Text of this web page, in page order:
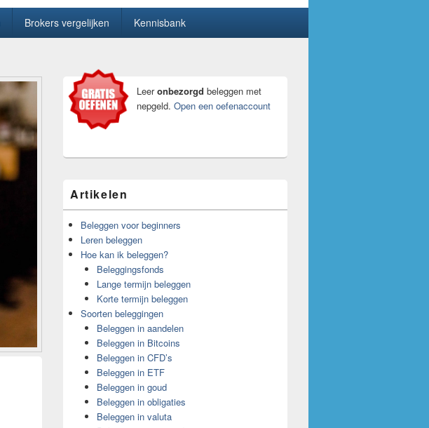
Brokers vergelijken Kennisbank
Primaire
zijbalk
widget
gebied
Leeronbezorgd beleggen met
nepgeld. Open een oefenaccount
Artikelen
Beleggen voor beginners
Leren beleggen
Hoe kan ik beleggen?
Beleggingsfonds
Lange termijn beleggen
Korte termijn beleggen
Soorten beleggingen
Beleggen in aandelen
Beleggen in Bitcoins
Beleggen in CFD’s
Beleggen in ETF
Beleggen in goud
Beleggen in obligaties
Beleggen in valuta